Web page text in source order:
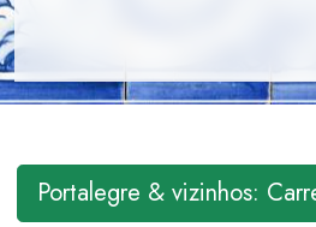
Portalegre & vizinhos: